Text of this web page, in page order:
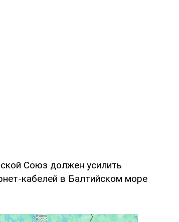
Союз должен усилить
кабелей в Балтийском море